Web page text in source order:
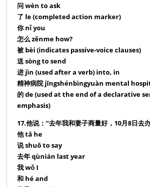
问 wèn to ask
了 le (completed action marker)
你 nǐ you
怎么 zěnme how?
被 bèi (indicates passive-voice clauses)
送 sòng to send
进 jìn (used after a verb) into, in
精神病院 jīngshénbìngyuàn mental
的 de (used at the end of a declarative
emphasis)
17.他说：“去年我和妻子商量好，10月8日去
他 tā he
说 shuō to say
去年 qùnián last year
我 wǒ I
和 hé and